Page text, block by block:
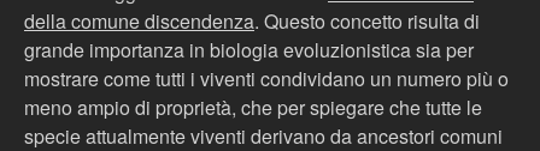
della comune discendenza. Questo concetto risulta di
grande importanza in biologia evoluzionistica sia per
mostrare come tutti i viventi condividano un numero più o
meno ampio di proprietà, che per spiegare che tutte le
specie attualmente viventi derivano da ancestori comuni